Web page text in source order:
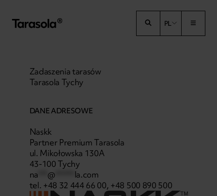
PL
Zadaszenia tarasów
Tarasola Tychy
DANE ADRESOWE
Naskk
Partner Premium Tarasola
ul. Mikołowska 130A
43-100 Tychy
na*** @
la.com
tel. +48 32 444 66 00, +48 500 890 500